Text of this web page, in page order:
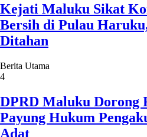
Kejati Maluku Sikat
Bersih di Pulau
Ditahan
Berita Utama
4
DPRD Maluku Dorong
Payung Hukum
Adat